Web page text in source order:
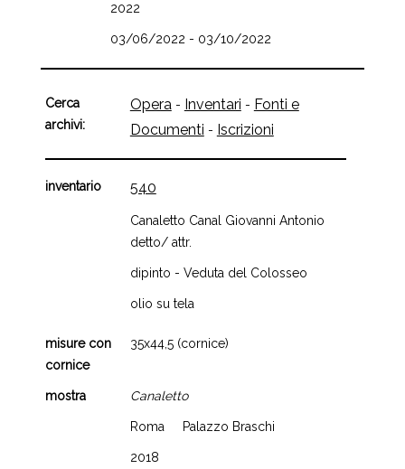
2022
03/06/2022 - 03/10/2022
Cerca
archivi:
Opera - Inventari - Fonti e
Documenti - Iscrizioni
inventario 540
Canaletto Canal Giovanni Antonio
detto/ attr.
dipinto - Veduta del Colosseo
olio su tela
misure con
cornice
35x44,5 (cornice)
mostra Canaletto
Roma Palazzo Braschi
2018